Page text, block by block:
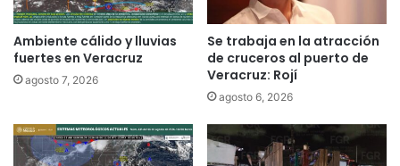
Ambiente cálido y lluvias
fuertes en Veracruz
agosto 7, 2026
Se trabaja en la atracción
de cruceros al puerto de
Veracruz: Rojí
agosto 6, 2026